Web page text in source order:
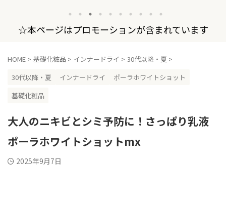
☆本ページはプロモーションが含まれています
HOME > 基礎化粧品 > インナードライ > 30代以降・夏 >
30代以降・夏
インナードライ
ポーラホワイトショット
基礎化粧品
大人のニキビとシミ予防に！さっぱり乳液
ポーラホワイトショットmx
2025年9月7日